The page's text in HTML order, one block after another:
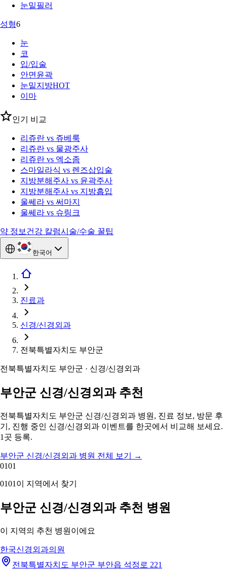
눈밑필러
성형6
눈
코
입/입술
안면윤곽
눈밑지방HOT
이마
인기 비교
리쥬란 vs 쥬베룩
리쥬란 vs 물광주사
리쥬란 vs 엑소좀
스마일라식 vs 렌즈삽입술
지방분해주사 vs 윤곽주사
지방분해주사 vs 지방흡입
울쎄라 vs 써마지
울쎄라 vs 슈링크
약 정보 건강 칼럼시술/수술 꿀팁
한국어
진료과
신경/신경외과
전북특별자치도 부안군
전북특별자치도 부안군 · 신경/신경외과
부안군 신경/신경외과 추천
전북특별자치도 부안군 신경/신경외과 병원, 진료 정보, 방문 후
기, 진행 중인 신경/신경외과 이벤트를 한곳에서 비교해 보세요.
1곳 등록.
부안군 신경/신경외과 병원 전체 보기
→
0101
0101 이 지역에서 찾기
부안군 신경/신경외과 추천 병원
이 지역의 추천 병원이에요
한국신경외과의원
전북특별자치도 부안군 부안읍 석정로 221